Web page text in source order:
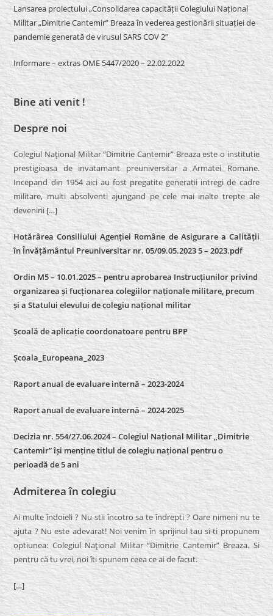
Lansarea proiectului „Consolidarea capacității Colegiului Național
Militar „Dimitrie Cantemir” Breaza în vederea gestionării situației de
pandemie generată de virusul SARS COV 2”
Informare – extras OME 5447/2020 – 22.02.2022
Bine ati venit !
Despre noi
Colegiul Naţional Militar “Dimitrie Cantemir” Breaza este o institutie
prestigioasa de invatamant preuniversitar a Armatei Romane.
Incepand din 1954 aici au fost pregatite generatii intregi de cadre
militare, multi absolventi ajungand pe cele mai inalte trepte ale
devenirii[…]
Hotărârea Consiliului Agenției Române de Asigurare a Calității
în Învățământul Preuniversitar nr. 05/09.05.2023 5 – 2023.pdf
Ordin M5 – 10.01.2025 – pentru aprobarea Instrucțiunilor privind
organizarea și fucționarea colegiilor naționale militare, precum
și a Statului elevului de colegiu național militar
Școală de aplicație coordonatoare pentru BPP
Școala_Europeana_2023
Raport anual de evaluare internă – 2023-2024
Raport anual de evaluare internă –2024-2025
Decizia nr. 554/27.06.2024 – Colegiul Național Militar „Dimitrie
Cantemir” își menține titlul de colegiu național pentru o
perioadă de 5 ani
Admiterea în colegiu
Ai multe îndoieli ? Nu stii încotro sa te îndrepti ? Oare nimeni nu te
ajuta ? Nu este adevarat! Noi venim în sprijinul tau si-ti propunem
optiunea: Colegiul Naţional Militar “Dimitrie Cantemir” Breaza. Si
pentru că tu vrei, noi îti spunem ceea ce ai de facut.
[…]